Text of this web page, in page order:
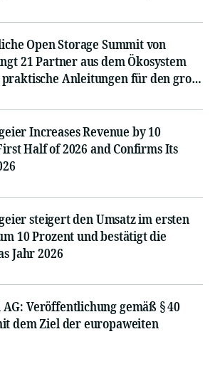
Open Storage Summit von
21 Partner aus dem Ökosystem
praktische Anleitungen für den groß
von KI in Unternehmen
Increases Revenue by 10
Half of 2026 and Confirms Its
steigert den Umsatz im ersten
10 Prozent und bestätigt die
Jahr 2026
AG: Veröffentlichung gemäß § 40
dem Ziel der europaweiten